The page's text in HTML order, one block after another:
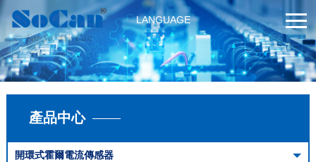
LANGUAGE
產品中心
開環式霍爾電流傳感器